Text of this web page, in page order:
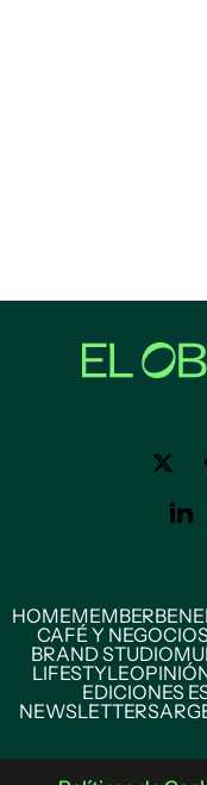
HOMEMEMBER
CAFÉ Y NEGOCIOS
BRAND STUDIO
LIFESTYLE
EDICIONES
NEWSLETTERS